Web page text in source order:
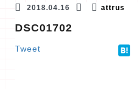
2018.04.16 attrus
DSC01702
Tweet